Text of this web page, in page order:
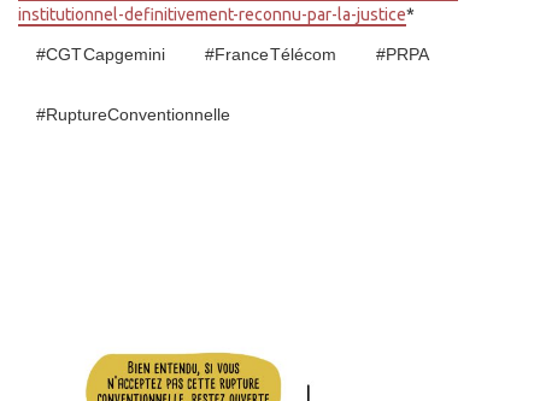
institutionnel-definitivement-reconnu-par-la-justice*
#CGT Capgemini #France Télécom #PRPA
#RuptureConventionnelle